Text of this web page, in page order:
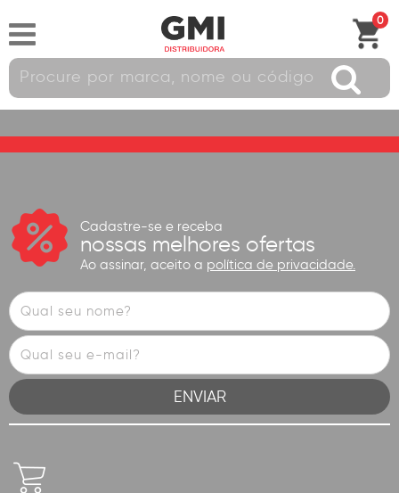
0
Cadastre-se e receba
nossas melhores ofertas
Ao assinar, aceito a política de privacidade.